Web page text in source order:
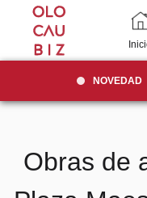
NOVEDAD
Obras de